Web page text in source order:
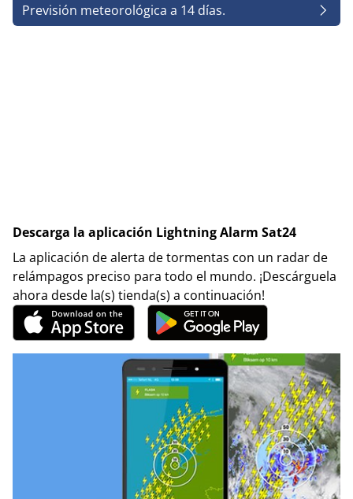
Previsión meteorológica a 14 días.
Descarga la aplicación Lightning Alarm Sat24
La aplicación de alerta de tormentas con un radar de
relámpagos preciso para todo el mundo. ¡Descárguela
ahora desde la(s) tienda(s) a continuación!